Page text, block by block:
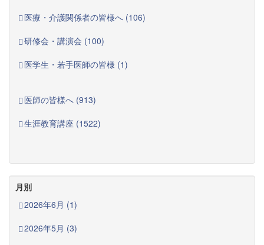
医療・介護関係者の皆様へ (106)
研修会・講演会 (100)
医学生・若手医師の皆様 (1)
医師の皆様へ (913)
生涯教育講座 (1522)
月別
2026年6月 (1)
2026年5月 (3)